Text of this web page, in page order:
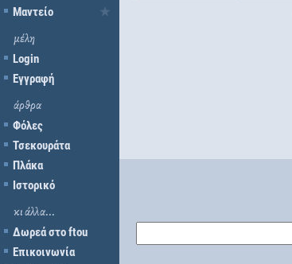
Μαντείο
μέλη
Login
Εγγραφή
άρθρα
Φόλες
Τσεκουράτα
Πλάκα
Ιστορικό
κι άλλα...
Δωρεά στο ftou
Επικοινωνία